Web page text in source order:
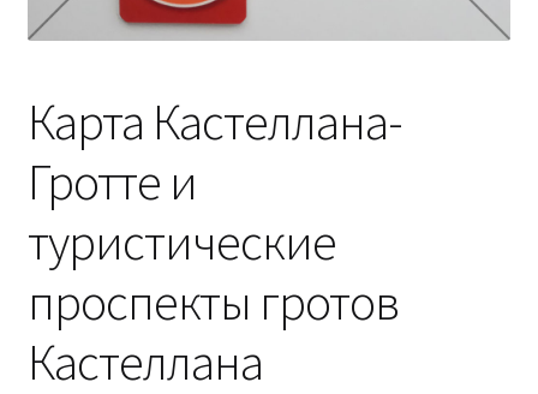
Карта Кастеллана-
Гротте и
туристические
проспекты гротов
Кастеллана